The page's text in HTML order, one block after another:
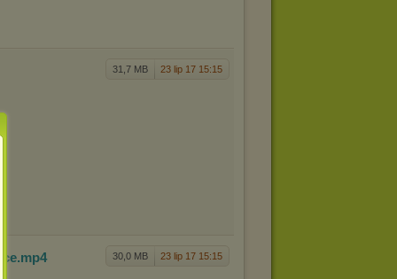
31,7 MB 23 lip 17 15:15
30,0 MB 23 lip 17 15:15
.mp4